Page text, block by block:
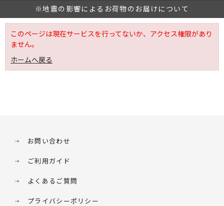
※地震の影響によるお荷物のお届けについて
このページは現在サービスを行ってないか、アクセス権限があり
ません。
ホームへ戻る
お問い合わせ
ご利用ガイド
よくあるご質問
プライバシーポリシー